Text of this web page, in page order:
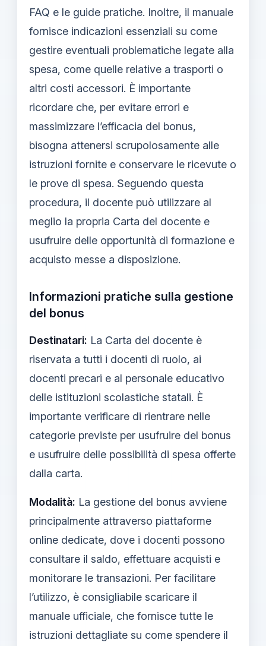
FAQ e le guide pratiche. Inoltre, il manuale
fornisce indicazioni essenziali su come
gestire eventuali problematiche legate alla
spesa, come quelle relative a trasporti o
altri costi accessori. È importante
ricordare che, per evitare errori e
massimizzare l’efficacia del bonus,
bisogna attenersi scrupolosamente alle
istruzioni fornite e conservare le ricevute o
le prove di spesa. Seguendo questa
procedura, il docente può utilizzare al
meglio la propria Carta del docente e
usufruire delle opportunità di formazione e
acquisto messe a disposizione.
Informazioni pratiche sulla gestione
del bonus
Destinatari: La Carta del docente è
riservata a tutti i docenti di ruolo, ai
docenti precari e al personale educativo
delle istituzioni scolastiche statali. È
importante verificare di rientrare nelle
categorie previste per usufruire del bonus
e usufruire delle possibilità di spesa offerte
dalla carta.
Modalità: La gestione del bonus avviene
principalmente attraverso piattaforme
online dedicate, dove i docenti possono
consultare il saldo, effettuare acquisti e
monitorare le transazioni. Per facilitare
l’utilizzo, è consigliabile scaricare il
manuale ufficiale, che fornisce tutte le
istruzioni dettagliate su come spendere il